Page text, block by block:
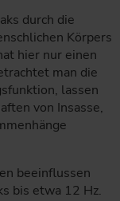
durch die
Körpers
hier nur einen
man die
lassen
von Insasse,
beeinflussen
bis etwa 12 Hz.